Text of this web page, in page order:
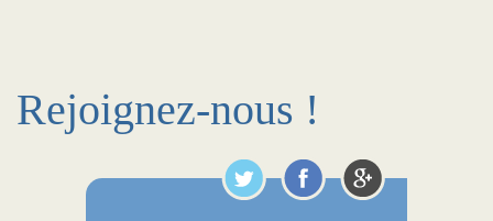
Rejoignez-nous !